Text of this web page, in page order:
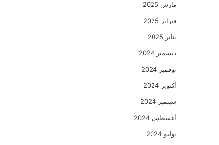
مارس 2025
فبراير 2025
يناير 2025
ديسمبر 2024
نوفمبر 2024
أكتوبر 2024
سبتمبر 2024
أغسطس 2024
يوليو 2024